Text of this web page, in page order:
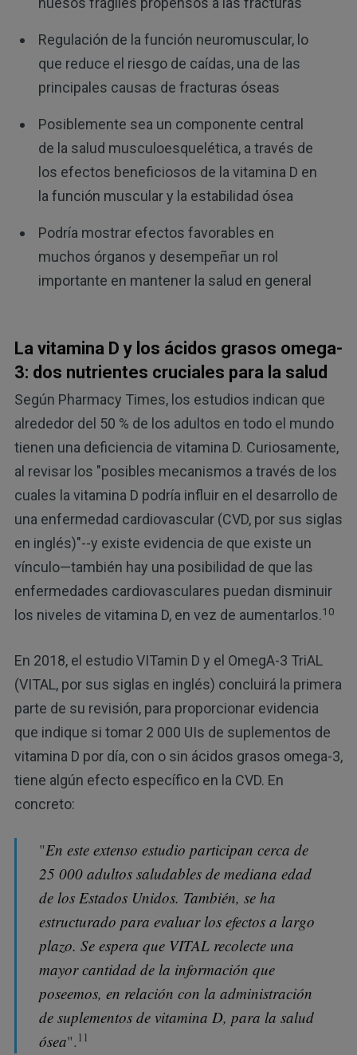
Regulación de la función neuromuscular, lo
que reduce el riesgo de caídas, una de las
principales causas de fracturas óseas
Posiblemente sea un componente central
de la salud musculoesquelética, a través de
los efectos beneficiosos de la vitamina D en
la función muscular y la estabilidad ósea
Podría mostrar efectos favorables en
muchos órganos y desempeñar un rol
importante en mantener la salud en general
La vitamina D y los ácidos grasos omega-
3: dos nutrientes cruciales para la salud
Según Pharmacy Times, los estudios indican que
alrededor del 50 % de los adultos en todo el mundo
tienen una deficiencia de vitamina D. Curiosamente,
al revisar los "posibles mecanismos a través de los
cuales la vitamina D podría influir en el desarrollo de
una enfermedad cardiovascular (CVD, por sus siglas
en inglés)"--y existe evidencia de que existe un
vínculo—también hay una posibilidad de que las
enfermedades cardiovasculares puedan disminuir
los niveles de vitamina D, en vez de aumentarlos.10
En 2018, el estudio VITamin D y el OmegA-3 TriAL
(VITAL, por sus siglas en inglés) concluirá la primera
parte de su revisión, para proporcionar evidencia
que indique si tomar 2 000 UIs de suplementos de
vitamina D por día, con o sin ácidos grasos omega-3,
tiene algún efecto específico en la CVD. En
concreto:
"En este extenso estudio participan cerca de
25 000 adultos saludables de mediana edad
de los Estados Unidos. También, se ha
estructurado para evaluar los efectos a largo
plazo. Se espera que VITAL recolecte una
mayor cantidad de la información que
poseemos, en relación con la administración
de suplementos de vitamina D, para la salud
ósea". 11